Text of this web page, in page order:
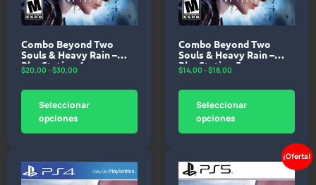
Combo Beyond Two
Souls & Heavy Rain –
PlayStation 4
$20,00 -$30,00
Seleccionar
opciones
Combo Beyond Two
Souls & Heavy Rain –
PlayStation 5
$14,00 -$18,00
Seleccionar
opciones
¡Oferta!